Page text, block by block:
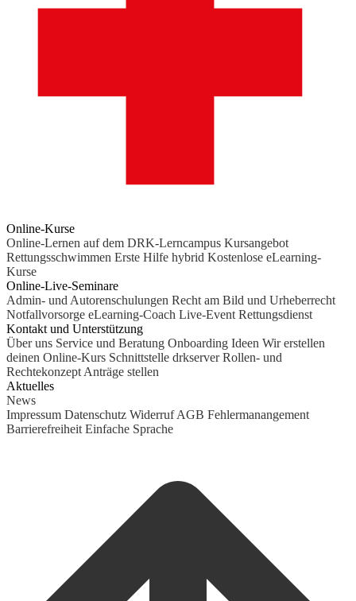
Online-Kurse
Online-Lernen auf dem DRK-Lerncampus Kursangebot
Rettungsschwimmen Erste Hilfe hybrid Kostenlose eLearning-
Kurse
Online-Live-Seminare
Admin- und Autorenschulungen Recht am Bild und Urheberrecht
Notfallvorsorge eLearning-Coach Live-Event Rettungsdienst
Kontakt und Unterstützung
Über uns Service und Beratung Onboarding Ideen Wir erstellen
deinen Online-Kurs Schnittstelle drkserver Rollen- und
Rechtekonzept Anträge stellen
Aktuelles
News
Impressum Datenschutz Widerruf AGB Fehlermanangement
Barrierefreiheit Einfache Sprache